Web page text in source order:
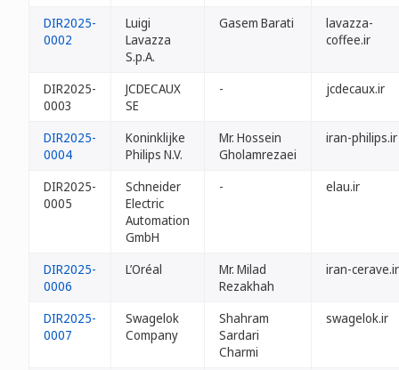
DIR2025-
0002
Luigi
Lavazza
S.p.A.
Gasem Barati
lavazza-
coffee.ir
DIR2025-
0003
JCDECAUX
SE
- jcdecaux.ir
DIR2025-
0004
Koninklijke
Philips N.V.
Mr. Hossein
Gholamrezaei
iran-philips.ir
DIR2025-
0005
Schneider
Electric
Automation
GmbH
- elau.ir
DIR2025-
0006
L’Oréal
Mr. Milad
Rezakhah
iran-cerave.ir
DIR2025-
0007
Swagelok
Company
Shahram
Sardari
Charmi
swagelok.ir